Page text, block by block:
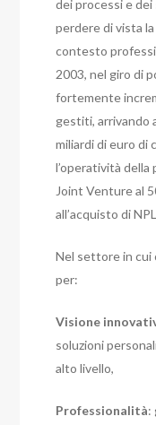
dei processi e
perdere di vista
contesto
2003, nel giro di
fortemente
gestiti, arrivando
miliardi di euro di
l’operatività della
Joint Venture al
all’acquisto di
Nel settore in cui
per:
Visione
soluzioni
alto livello,
Professionalità: